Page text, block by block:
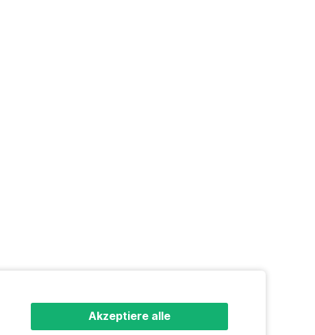
Akzeptiere alle